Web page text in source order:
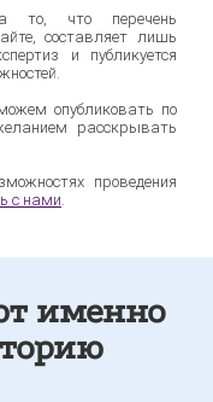
то, что перечень
составляет лишь
и публикуется
опубликовать по
расскрывать
проведения
с нами.
именно